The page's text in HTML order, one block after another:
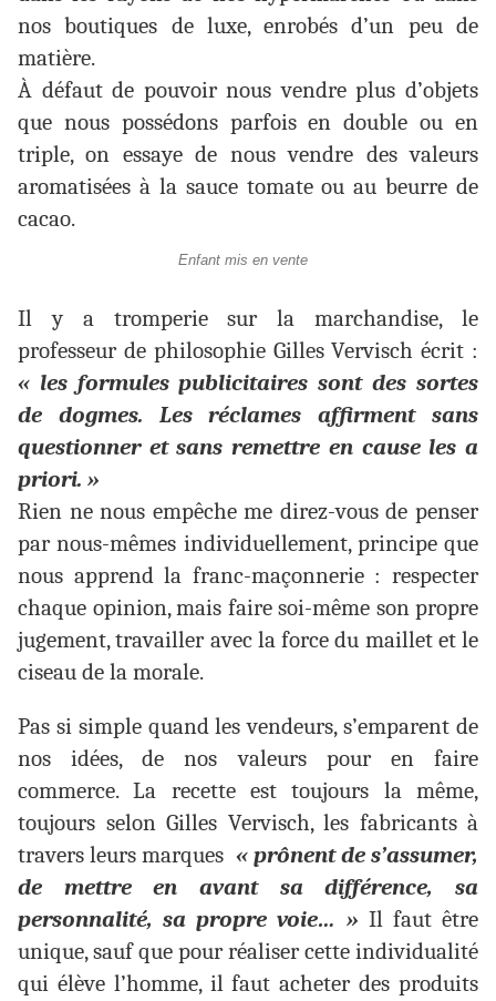
nos boutiques de luxe, enrobés d’un peu de
matière.
À défaut de pouvoir nous vendre plus d’objets
que nous possédons parfois en double ou en
triple, on essaye de nous vendre des valeurs
aromatisées à la sauce tomate ou au beurre de
cacao.
Enfant mis en vente
Il y a tromperie sur la marchandise, le
professeur de philosophie Gilles Vervisch écrit :
« les formules publicitaires sont des sortes
de dogmes. Les réclames affirment sans
questionner et sans remettre en cause les a
priori. »
Rien ne nous empêche me direz-vous de penser
par nous-mêmes individuellement, principe que
nous apprend la franc-maçonnerie : respecter
chaque opinion, mais faire soi-même son propre
jugement, travailler avec la force du maillet et le
ciseau de la morale.
Pas si simple quand les vendeurs, s’emparent de
nos idées, de nos valeurs pour en faire
commerce. La recette est toujours la même,
toujours selon Gilles Vervisch, les fabricants à
travers leurs marques « prônent de s’assumer,
de mettre en avant sa différence, sa
personnalité, sa propre voie… » Il faut être
unique, sauf que pour réaliser cette individualité
qui élève l’homme, il faut acheter des produits